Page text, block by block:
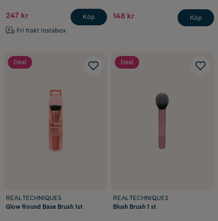
247 kr
Fri frakt Instabox
Köp 148 kr Köp
Deal
REAL TECHNIQUES
Glow Round Base Brush 1st
Deal
REAL TECHNIQUES
Blush Brush 1 st